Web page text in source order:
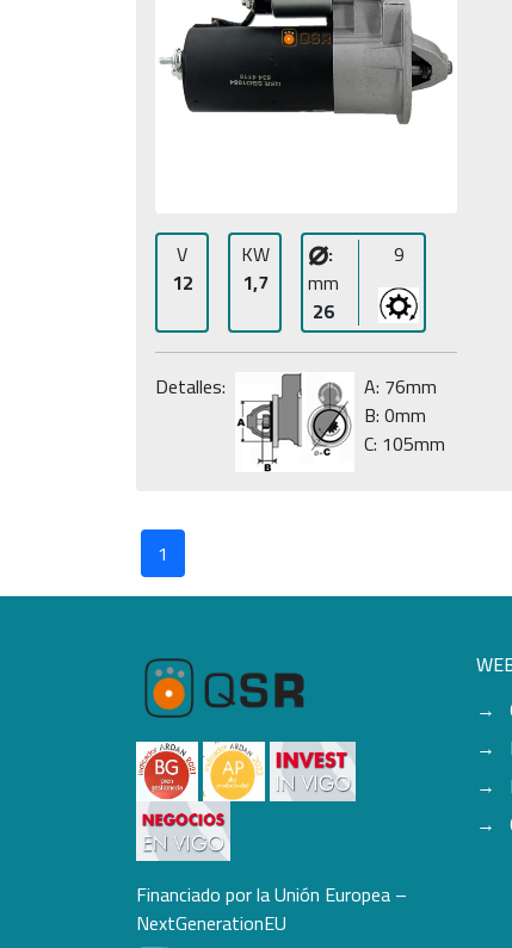
V
12
KW
1,7
⌀:
mm
26
9
Detalles:
A: 76mm
B: 0mm
C: 105mm
1
Financiado por la Unión Europea –
NextGenerationEU